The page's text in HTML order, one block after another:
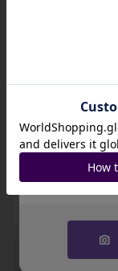
力増す轟き レア 2
-